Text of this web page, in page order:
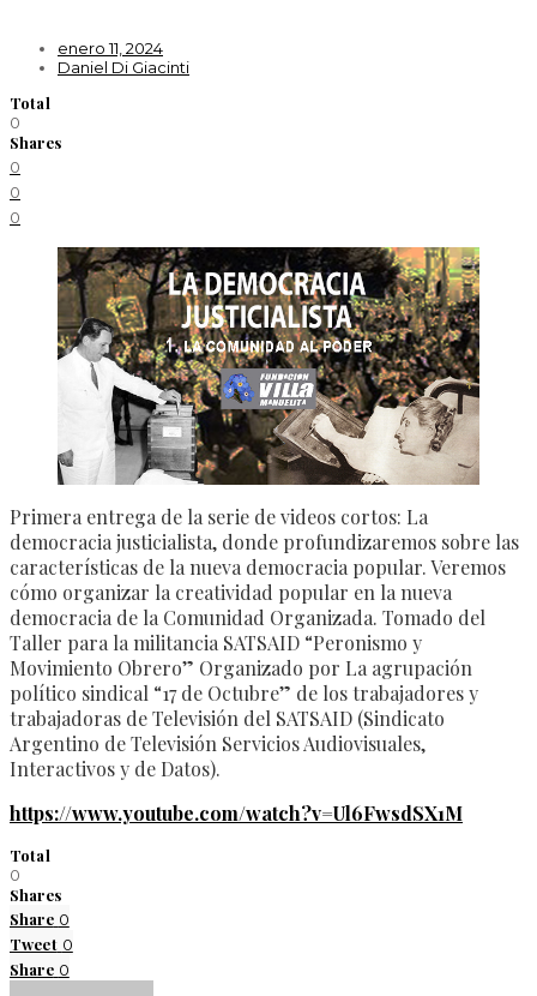
enero 11, 2024
Daniel Di Giacinti
Total
0
Shares
0
0
0
Primera entrega de la serie de videos cortos: La
democracia justicialista, donde profundizaremos sobre las
características de la nueva democracia popular. Veremos
cómo organizar la creatividad popular en la nueva
democracia de la Comunidad Organizada. Tomado del
Taller para la militancia SATSAID “Peronismo y
Movimiento Obrero” Organizado por La agrupación
político sindical “17 de Octubre” de los trabajadores y
trabajadoras de Televisión del SATSAID (Sindicato
Argentino de Televisión Servicios Audiovisuales,
Interactivos y de Datos).
https://www.youtube.com/watch?v=Ul6FwsdSX1M
Total
0
Shares
Share 0
Tweet 0
Share 0